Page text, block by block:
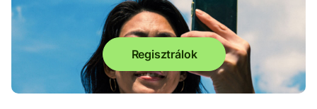
Regisztrálok